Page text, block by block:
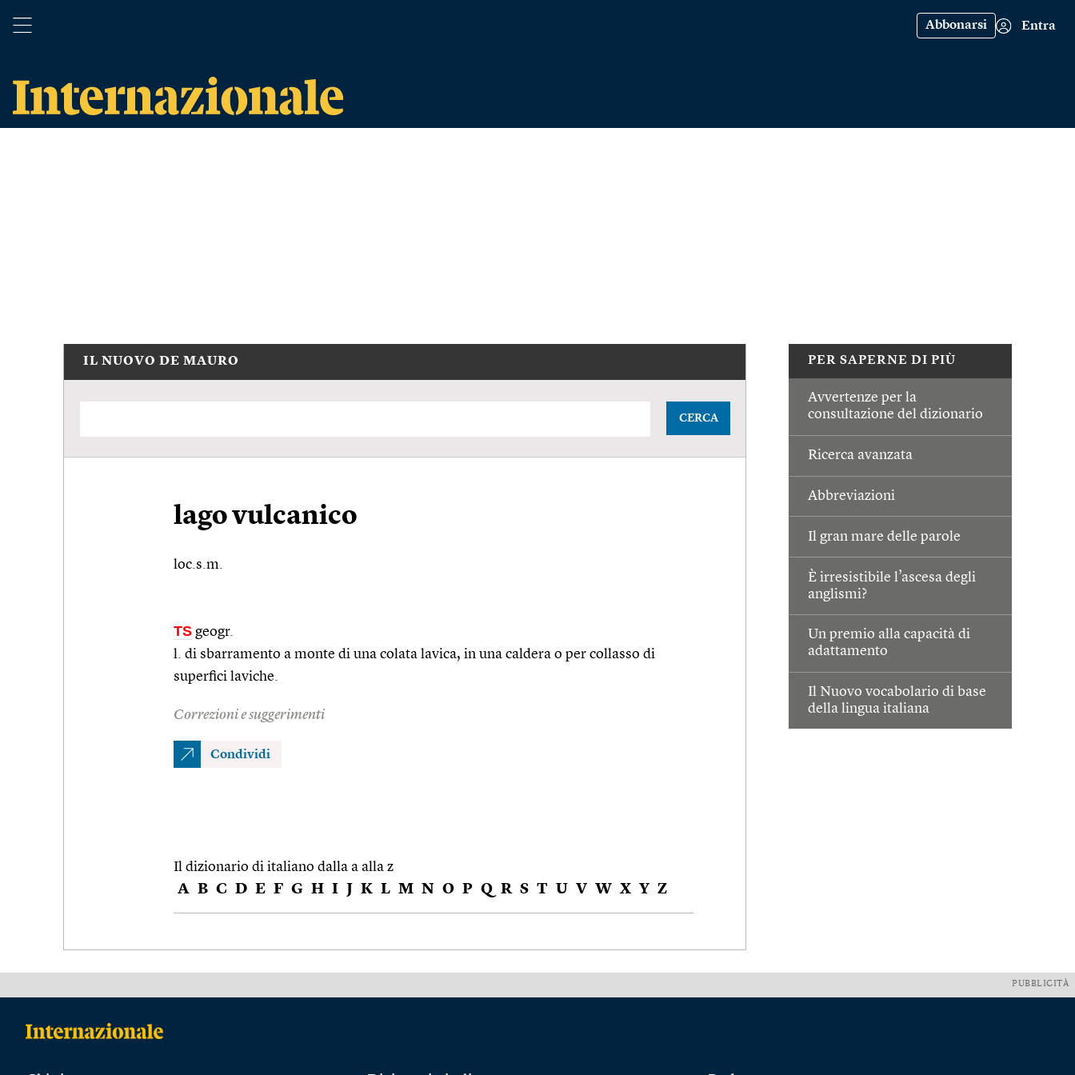
Abbonarsi Entra
PER SAPERNE DI PIÙ
Avvertenze per la
consultazione del dizionario
Ricerca avanzata
Abbreviazioni
Il gran mare delle parole
È irresistibile l’ascesa degli
anglismi?
Un premio alla capacità di
adattamento
Il Nuovo vocabolario di base
della lingua italiana
IL NUOVO DE MAURO
CERCA
lago vulcanico
loc.s.m.
TS geogr.
l. di sbarramento a monte di una colata lavica, in una caldera o per collasso di
superfici laviche.
Correzioni e suggerimenti
Condividi
Il dizionario di italiano dalla a alla z
A B C D E F G H I J K L M N O P Q R S T U V W X Y Z
PUBBLICITÀ